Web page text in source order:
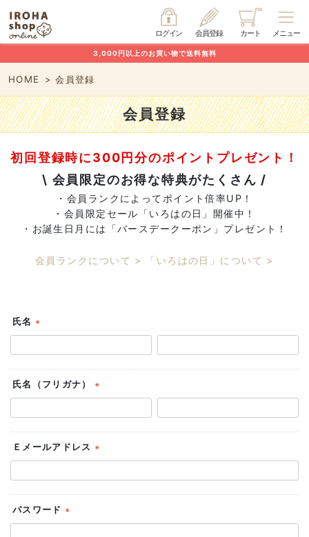
メニュー
カート
会員登録
ログイン
3,000円以上のお買い物で送料無料
HOME 会員登録
会員登録
初回登録時に300円分のポイントプレゼント！
\ 会員限定のお得な特典がたくさん /
・会員ランクによってポイント倍率UP！
・会員限定セール「いろはの日」開催中！
・お誕生日月には「バースデークーポン」プレゼント！
会員ランクについて > 「いろはの日」について >
氏名
(必
須)
氏名（フリガナ）
(必
須)
Ｅメールアドレス
(必
須)
パスワード
(必